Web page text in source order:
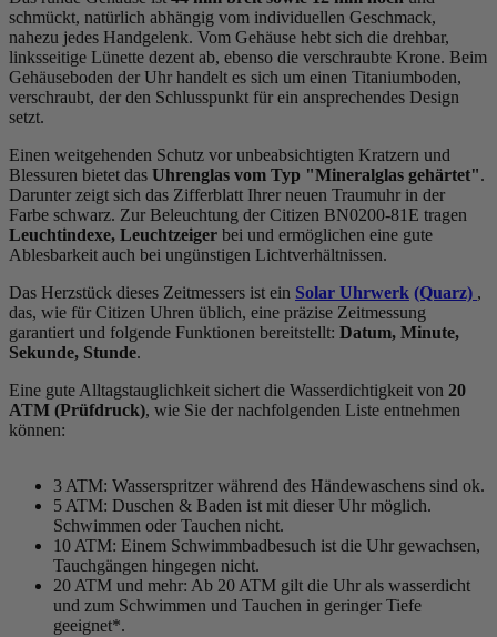
schmückt, natürlich abhängig vom individuellen Geschmack,
nahezu jedes Handgelenk. Vom Gehäuse hebt sich die drehbar,
linksseitige Lünette dezent ab, ebenso die verschraubte Krone. Beim
Gehäuseboden der Uhr handelt es sich um einen Titaniumboden,
verschraubt, der den Schlusspunkt für ein ansprechendes Design
setzt.
Einen weitgehenden Schutz vor unbeabsichtigten Kratzern und
Blessuren bietet das Uhrenglas vom Typ "Mineralglas gehärtet".
Darunter zeigt sich das Zifferblatt Ihrer neuen Traumuhr in der
Farbe schwarz. Zur Beleuchtung der Citizen BN0200-81E tragen
Leuchtindexe, Leuchtzeiger bei und ermöglichen eine gute
Ablesbarkeit auch bei ungünstigen Lichtverhältnissen.
Das Herzstück dieses Zeitmessers ist ein Solar Uhrwerk (Quarz) ,
das, wie für Citizen Uhren üblich, eine präzise Zeitmessung
garantiert und folgende Funktionen bereitstellt: Datum, Minute,
Sekunde, Stunde.
Eine gute Alltagstauglichkeit sichert die Wasserdichtigkeit von 20
ATM (Prüfdruck), wie Sie der nachfolgenden Liste entnehmen
können:
3 ATM: Wasserspritzer während des Händewaschens sind ok.
5 ATM: Duschen & Baden ist mit dieser Uhr möglich.
Schwimmen oder Tauchen nicht.
10 ATM: Einem Schwimmbadbesuch ist die Uhr gewachsen,
Tauchgängen hingegen nicht.
20 ATM und mehr: Ab 20 ATM gilt die Uhr als wasserdicht
und zum Schwimmen und Tauchen in geringer Tiefe
geeignet*.